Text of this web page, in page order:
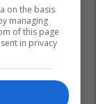
Gjakovës
Kh Ferizaj
Drita
on the basis
managing
of this page
in privacy